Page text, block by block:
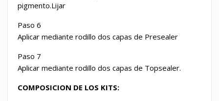
pigmento.Lijar
Paso 6
Aplicar mediante rodillo dos capas de Presealer
Paso 7
Aplicar mediante rodillo dos capas de Topsealer.
COMPOSICION DE LOS KITS: